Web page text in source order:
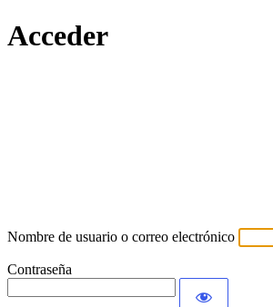
Acceder
Nombre de usuario o correo electrónico
Contraseña